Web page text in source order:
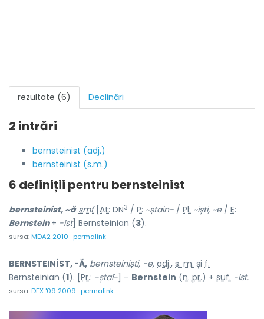
rezultate (6) Declinări
2 intrări
bernsteinist (adj.)
bernsteinist (s.m.)
6 definiții pentru bernsteinist
bernsteiníst, ~ă smf[ At: DN3 / P: ~ștain- / Pl: ~iști, ~e/ E:
Bernstein+ -ist] Bernsteinian (3).
sursa:MDA2 2010 permalink
BERNSTEINÍST, -Ă, bernsteiniști, -e, adj., s. m. și f.
Bernsteinian (1). [ Pr.: -ștaĭ- ] – Bernstein (n. pr.) + suf. -ist.
sursa:DEX '09 2009 permalink